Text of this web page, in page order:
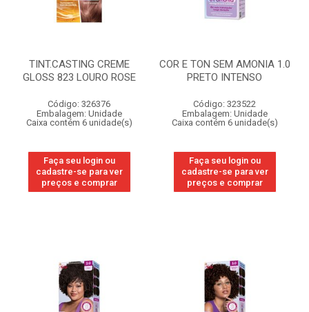
TINT.CASTING CREME
GLOSS 823 LOURO ROSE
Código: 326376
Embalagem: Unidade
Caixa contém 6 unidade(s)
Faça seu login ou
cadastre-se para ver
preços e comprar
COR E TON SEM AMONIA 1.0
PRETO INTENSO
Código: 323522
Embalagem: Unidade
Caixa contém 6 unidade(s)
Faça seu login ou
cadastre-se para ver
preços e comprar